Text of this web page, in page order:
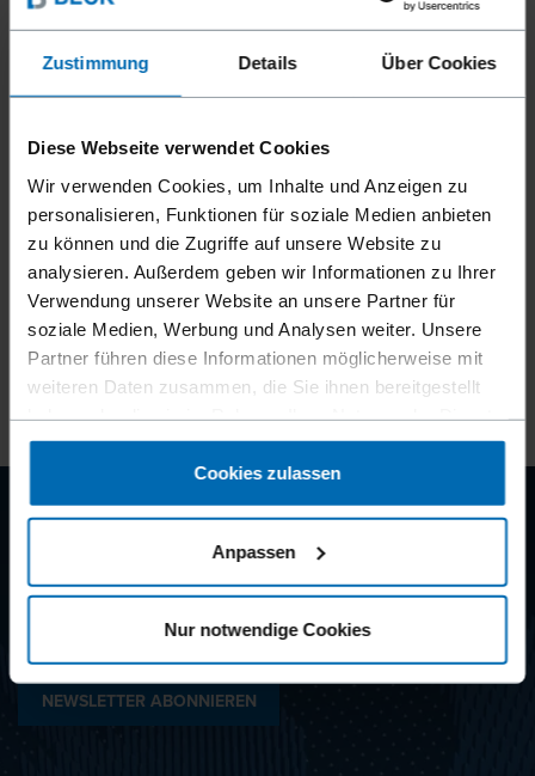
Zustimmung Details Über Cookies
Diese Webseite verwendet Cookies
Wir verwenden Cookies, um Inhalte und Anzeigen zu
personalisieren, Funktionen für soziale Medien anbieten
zu können und die Zugriffe auf unsere Website zu
analysieren. Außerdem geben wir Informationen zu Ihrer
Verwendung unserer Website an unsere Partner für
soziale Medien, Werbung und Analysen weiter. Unsere
Partner führen diese Informationen möglicherweise mit
weiteren Daten zusammen, die Sie ihnen bereitgestellt
gesammelt haben.
Cookies zulassen
Anpassen
Nur notwendige Cookies
Vielen Dank für den Artikel und die Auszeichnung.
Zum Original-Artikel von Jasmin Rainer:
https://www.holzkurier.com/holzbau/2019/11/eine-
starke--holz-zu-holz-verbindung.html
Erschienen in: Holzkurier - Das internationale
Wirtschaftsmagazin
November 2019 - Seite 20/21
BEYOND
FASTENING
NEWSLETTER ABONNIEREN